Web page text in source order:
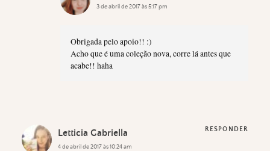
3 de abril de 2017 às 5:17 pm
Obrigada pelo apoio!! :)
Acho que é uma coleção nova, corre lá antes que
acabe!! haha
Letticia Gabriella
4 de abril de 2017 às 10:24 am
RESPONDER